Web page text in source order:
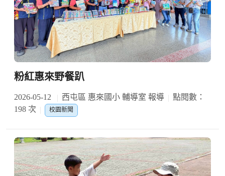
粉紅惠來野餐趴
2026-05-12 西屯區 惠來國小 輔導室 報導
點閱數：
198 次
校園新聞